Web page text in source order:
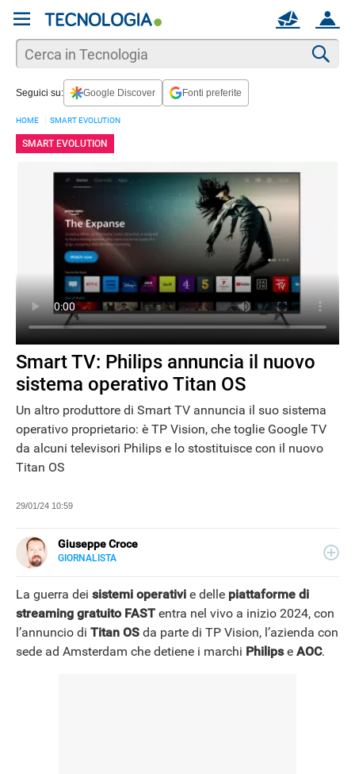
ACCOUNT
MAIL
Seguici su: Google Discover Fonti preferite
HOME SMART EVOLUTION
SMART EVOLUTION
Smart TV: Philips annuncia il nuovo
sistema operativo Titan OS
Un altro produttore di Smart TV annuncia il suo sistema
operativo proprietario: è TP Vision, che toglie Google TV
da alcuni televisori Philips e lo stostituisce con il nuovo
Titan OS
29/01/24 10:59
Giuseppe Croce
GIORNALISTA
elettronici e nuove tecnologie applicate al mondo
automotive. È entrato in Libero Tecnologia nel 2018.
La guerra dei sistemi operativi e delle piattaforme di
streaming gratuito FAST entra nel vivo a inizio 2024, con
l’annuncio di Titan OS da parte di TP Vision, l’azienda con
sede ad Amsterdam che detiene i marchi Philipse AOC.